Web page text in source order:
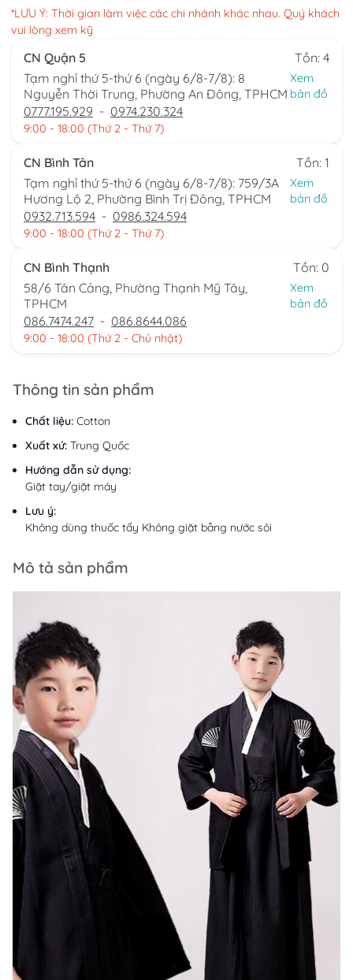
*LƯU Ý: Thời gian làm việc các chi nhánh khác nhau. Quý khách
vui lòng xem kỹ
CN Quận 5
Tồn: 4
Tạm nghỉ thứ 5-thứ 6 (ngày 6/8-7/8): 8
Nguyễn Thời Trung, Phường An Đông, TPHCM
Xem
bản đồ
0777.195.929 - 0974.230.324
9:00 - 18:00 (Thứ 2 - Thứ 7)
CN Bình Tân
Tồn: 1
Tạm nghỉ thứ 5-thứ 6 (ngày 6/8-7/8): 759/3A
Hương Lộ 2, Phường Bình Trị Đông, TPHCM
Xem
bản đồ
0932.713.594 - 0986.324.594
9:00 - 18:00 (Thứ 2 - Thứ 7)
CN Bình Thạnh
Tồn: 0
58/6 Tân Cảng, Phường Thạnh Mỹ Tây,
TPHCM
Xem
bản đồ
086.7474.247 - 086.8644.086
9:00 - 18:00 (Thứ 2 - Chủ nhật)
Thông tin sản phẩm
Chất liệu: Cotton
Xuất xứ: Trung Quốc
Hướng dẫn sử dụng:
Giặt tay/giặt máy
Lưu ý:
Không dùng thuốc tẩy Không giặt bằng nước sôi
Mô tả sản phẩm